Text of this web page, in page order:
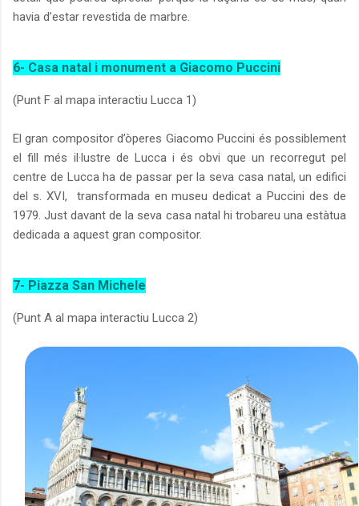
havia d’estar revestida de marbre.
6- Casa natal i monument a Giacomo Puccini
(Punt F al mapa interactiu Lucca 1)
El gran compositor d’òperes Giacomo Puccini és possiblement
el fill més il·lustre de Lucca i és obvi que un recorregut pel
centre de Lucca ha de passar per la seva casa natal, un edifici
del s. XVI,
transformada en museu dedicat a Puccini des de
1979. Just davant de la seva casa natal hi trobareu una estàtua
dedicada a aquest gran compositor.
7- Piazza San Michele
(Punt A al mapa interactiu Lucca 2)